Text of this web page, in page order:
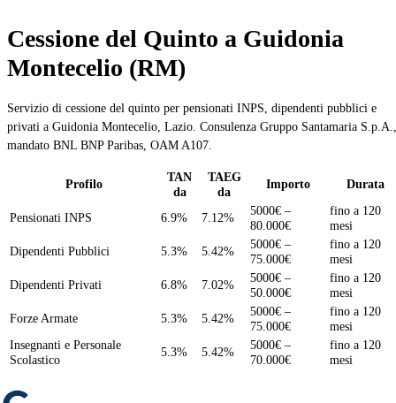
Cessione del Quinto a Guidonia
Montecelio (RM)
Servizio di cessione del quinto per pensionati INPS, dipendenti pubblici e
privati a Guidonia Montecelio, Lazio. Consulenza Gruppo Santamaria S.p.A.,
mandato BNL BNP Paribas, OAM A107.
Profilo
TAN
da
TAEG
da
Importo Durata
Pensionati INPS 6.9% 7.12%
5000€ –
80.000€
fino a 120
mesi
Dipendenti Pubblici
5.3% 5.42%
5000€ –
75.000€
fino a 120
mesi
Dipendenti Privati
6.8% 7.02%
5000€ –
50.000€
fino a 120
mesi
Forze Armate
5.3% 5.42%
5000€ –
75.000€
fino a 120
mesi
Insegnanti e Personale
Scolastico
5.3% 5.42%
5000€ –
70.000€
fino a 120
mesi